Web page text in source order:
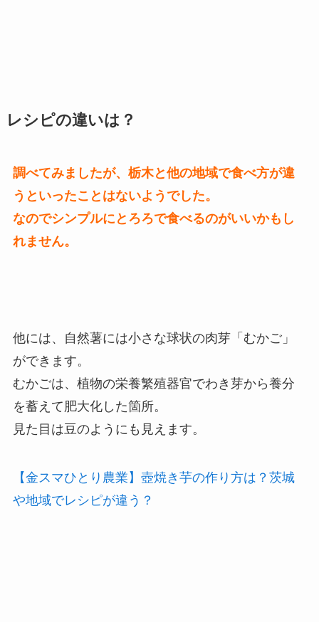
レシピの違いは？
調べてみましたが、栃木と他の地域で食べ方が違
うといったことはないようでした。
なのでシンプルにとろろで食べるのがいいかもし
れません。
他には、自然薯には小さな球状の肉芽「むかご」
ができます。
むかごは、植物の栄養繁殖器官でわき芽から養分
を蓄えて肥大化した箇所。
見た目は豆のようにも見えます。
【金スマひとり農業】壺焼き芋の作り方は？茨城
や地域でレシピが違う？